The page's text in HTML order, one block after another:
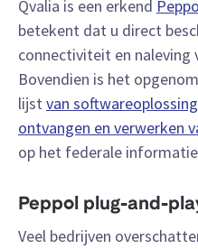
Qvalia is een erkend
betekent dat u direct
connectiviteit en naleving
Bovendien is het
lijst van
ontvangen en verwerken
op het federale
Peppol plug-and-
Veel bedrijven